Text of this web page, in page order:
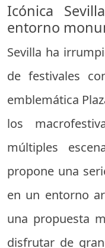
Icónica
entorno
Sevilla ha
de festivales
emblemática
los
múltiples
propone una
en un entorno
una propuesta
disfrutar de